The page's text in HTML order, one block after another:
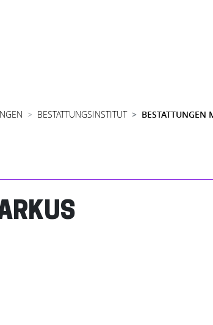
BESTATTUNGSINSTITUT BESTATTUNGEN